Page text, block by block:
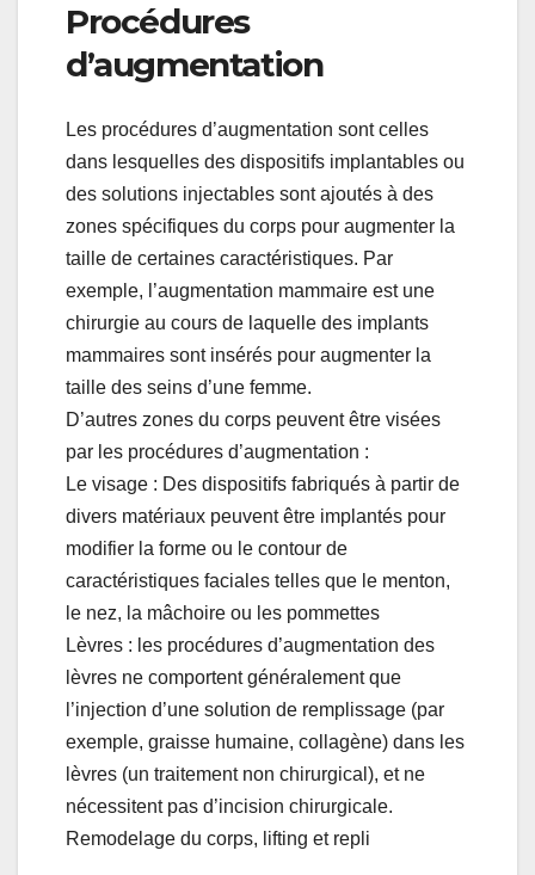
Procédures
d’augmentation
Les procédures d’augmentation sont celles
dans lesquelles des dispositifs implantables ou
des solutions injectables sont ajoutés à des
zones spécifiques du corps pour augmenter la
taille de certaines caractéristiques. Par
exemple, l’augmentation mammaire est une
chirurgie au cours de laquelle des implants
mammaires sont insérés pour augmenter la
taille des seins d’une femme.
D’autres zones du corps peuvent être visées
par les procédures d’augmentation :
Le visage : Des dispositifs fabriqués à partir de
divers matériaux peuvent être implantés pour
modifier la forme ou le contour de
caractéristiques faciales telles que le menton,
le nez, la mâchoire ou les pommettes
Lèvres : les procédures d’augmentation des
lèvres ne comportent généralement que
l’injection d’une solution de remplissage (par
exemple, graisse humaine, collagène) dans les
lèvres (un traitement non chirurgical), et ne
nécessitent pas d’incision chirurgicale.
Remodelage du corps, lifting et repli